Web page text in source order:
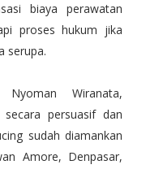
biaya perawatan
proses hukum jika
serupa.
Wiranata,
secara persuasif dan
sudah diamankan
Amore, Denpasar,